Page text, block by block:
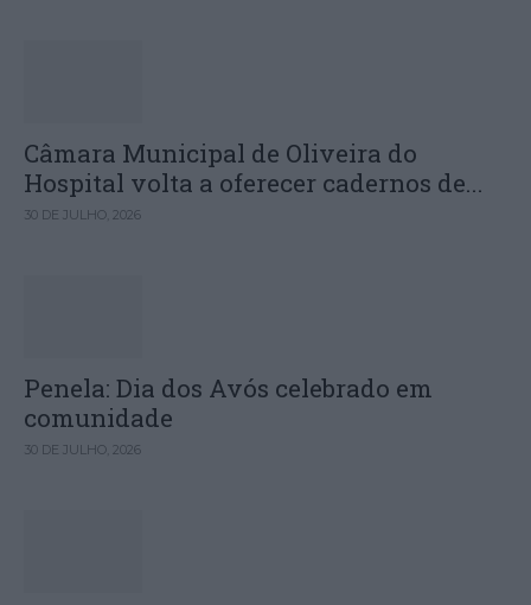
Câmara Municipal de Oliveira do
Hospital volta a oferecer cadernos de...
30 DE JULHO, 2026
Penela: Dia dos Avós celebrado em
comunidade
30 DE JULHO, 2026